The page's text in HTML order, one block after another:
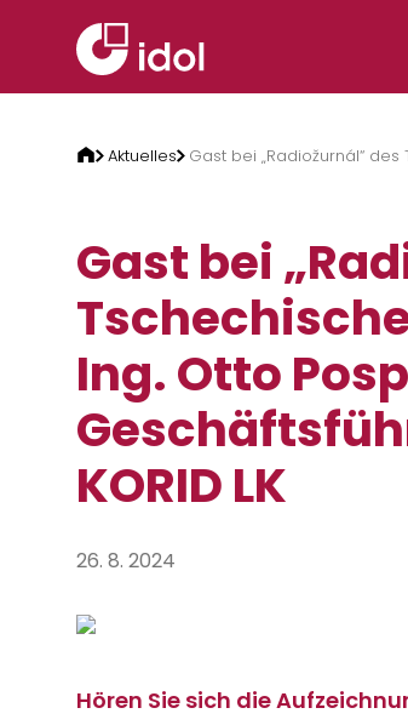
Aktuelles Gast bei „Radiožurnál“ des
Gast bei
Ing. Otto
KORID LK
26. 8. 2024
Hören Sie sich die